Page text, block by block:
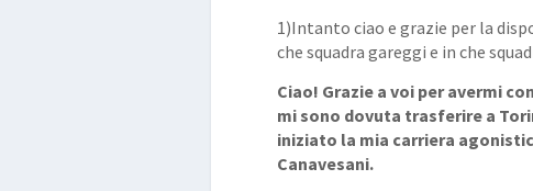
1)Intanto ciao e grazie per la
che squadra gareggi e in che
Ciao! Grazie a voi per avermi
mi sono dovuta trasferire a
iniziato la mia carriera
Canavesani.